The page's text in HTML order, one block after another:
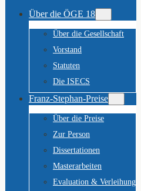
Über die ÖGE 18
Über die Gesellschaft
Vorstand
Statuten
Die ISECS
Franz-Stephan-Preise
Über die Preise
Zur Person
Dissertationen
Masterarbeiten
Evaluation & Verleihung